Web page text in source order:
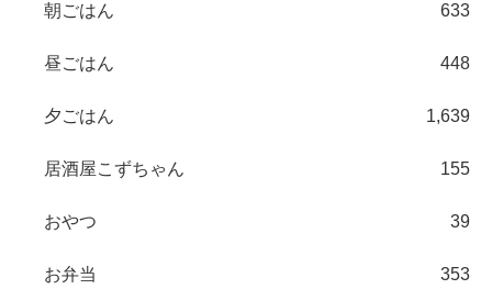
朝ごはん 633
昼ごはん 448
夕ごはん 1,639
居酒屋こずちゃん 155
おやつ 39
お弁当 353